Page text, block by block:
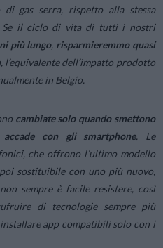
gas serra, rispetto alla stessa
Se il ciclo di vita di tutti i nostri
più lungo, risparmieremmo quasi
, l’equivalente dell’impatto prodotto
in Belgio.
cambiate solo quando smettono
accade con gli smartphone. Le
che offrono l’ultimo modello
sostituibile con uno più nuovo,
sempre è facile resistere, così
di tecnologie sempre più
app compatibili solo con i